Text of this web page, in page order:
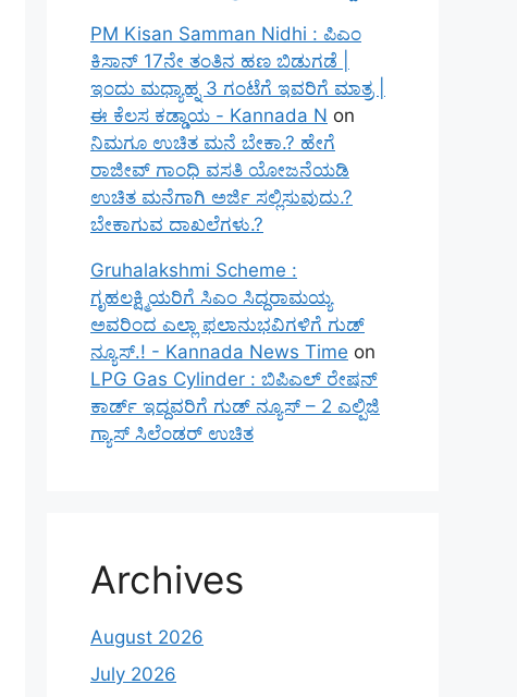
PM Kisan Samman Nidhi : ಪಿಎಂ
ಕಿಸಾನ್ 17ನೇ ತಂತಿನ ಹಣ ಬಿಡುಗಡೆ |
ಇಂದು ಮಧ್ಯಾಹ್ನ 3 ಗಂಟೆಗೆ ಇವರಿಗೆ ಮಾತ್ರ |
ಈ ಕೆಲಸ ಕಡ್ಡಾಯ - Kannada N on
ನಿಮಗೂ ಉಚಿತ ಮನೆ ಬೇಕಾ.? ಹೇಗೆ
ರಾಜೀವ್ ಗಾಂಧಿ ವಸತಿ ಯೋಜನೆಯಡಿ
ಉಚಿತ ಮನೆಗಾಗಿ ಅರ್ಜಿ ಸಲ್ಲಿಸುವುದು.?
ಬೇಕಾಗುವ ದಾಖಲೆಗಳು.?
Gruhalakshmi Scheme :
ಗೃಹಲಕ್ಷ್ಮಿಯರಿಗೆ ಸಿಎಂ ಸಿದ್ದರಾಮಯ್ಯ
ಅವರಿಂದ ಎಲ್ಲಾ ಫಲಾನುಭವಿಗಳಿಗೆ ಗುಡ್
ನ್ಯೂಸ್.! - Kannada News Time on
LPG Gas Cylinder : ಬಿಪಿಎಲ್ ರೇಷನ್
ಕಾರ್ಡ್ ಇದ್ದವರಿಗೆ ಗುಡ್ ನ್ಯೂಸ್ – 2 ಎಲ್ಪಿಜಿ
ಗ್ಯಾಸ್ ಸಿಲೆಂಡರ್ ಉಚಿತ
Archives
August 2026
July 2026